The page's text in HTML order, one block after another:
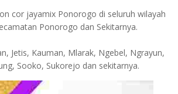
cor jayamix Ponorogo di seluruh wilayah
Ponorogo dan Sekitarnya.
Jetis, Kauman, Mlarak, Ngebel, Ngrayun,
Sooko, Sukorejo dan sekitarnya.